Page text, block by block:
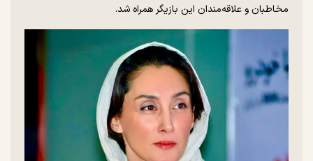
مخاطبان و علاقه‌مندان این بازیگر همراه شد.